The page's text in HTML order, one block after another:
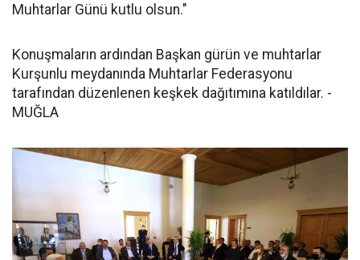
Muhtarlar Günü kutlu olsun."
Konuşmaların ardından Başkan gürün ve muhtarlar
Kurşunlu meydanında Muhtarlar Federasyonu
tarafından düzenlenen keşkek dağıtımına katıldılar. -
MUĞLA